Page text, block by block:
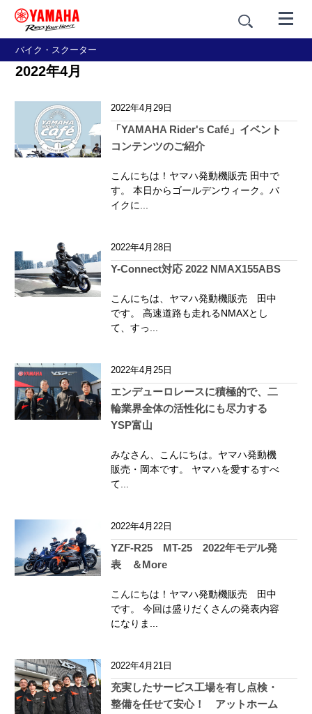
バイク・スクーター
2022年4月
2022年4月29日
「YAMAHA Rider's Café」イベント
コンテンツのご紹介
こんにちは！ヤマハ発動機販売 田中で
す。 本日からゴールデンウィーク。バ
イクに...
2022年4月28日
Y-Connect対応 2022 NMAX155ABS
こんにちは、ヤマハ発動機販売 田中
です。 高速道路も走れるNMAXとし
て、すっ...
2022年4月25日
エンデューロレースに積極的で、二
輪業界全体の活性化にも尽力する
YSP富山
みなさん、こんにちは。ヤマハ発動機
販売・岡本です。 ヤマハを愛するすべ
て...
2022年4月22日
YZF-R25 MT-25 2022年モデル発
表 ＆More
こんにちは！ヤマハ発動機販売 田中
です。 今回は盛りだくさんの発表内容
になりま...
2022年4月21日
充実したサービス工場を有し点検・
整備を任せて安心！ アットホーム